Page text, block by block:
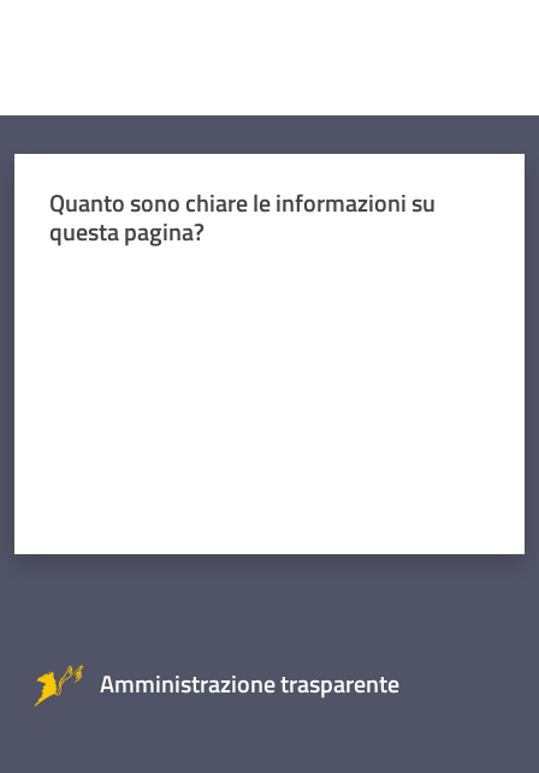
Quanto sono chiare le informazioni su
questa pagina?
Amministrazione trasparente